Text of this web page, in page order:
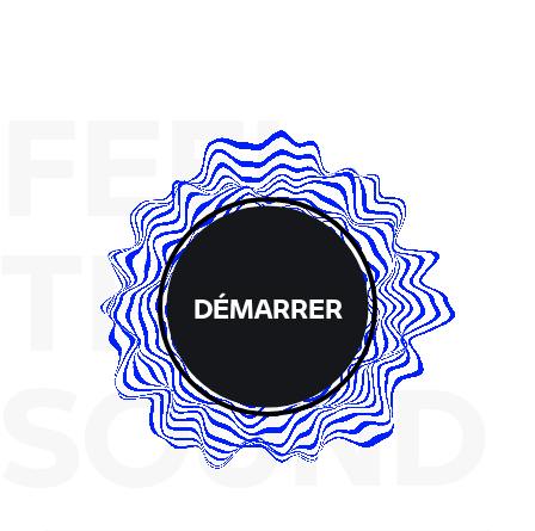
FEEL
THE
SOUND
DÉMARRER